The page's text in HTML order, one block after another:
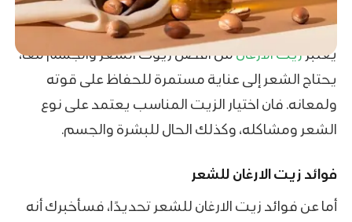
يعتبرزيت الارغانمن افضل زيوت الشعر والجسم معاً،
يحتاج الشعر إلى عناية مستمرة للحفاظ على قوته
ولمعانه. فان اختيار الزيت المناسب يعتمد على نوع
الشعر ومشاكله، وكذلك الحال للبشرة والجسم.
فوائد زيت الارغان للشعر
أما عن فوائد زيت الارغان للشعر تحديدًا، فسأخبرك أنه